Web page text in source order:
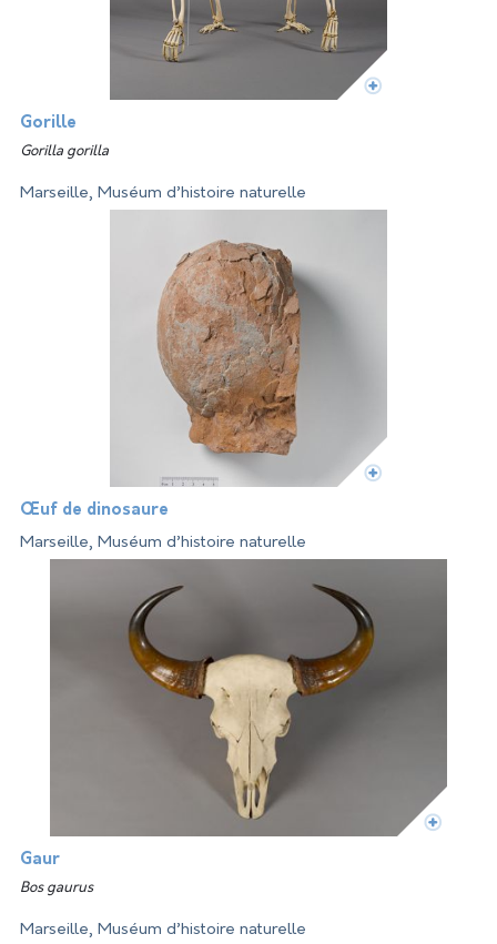
Gorille
Gorilla gorilla
Marseille, Muséum d’histoire naturelle
Œuf de dinosaure
Marseille, Muséum d’histoire naturelle
Gaur
Bos gaurus
Marseille, Muséum d’histoire naturelle